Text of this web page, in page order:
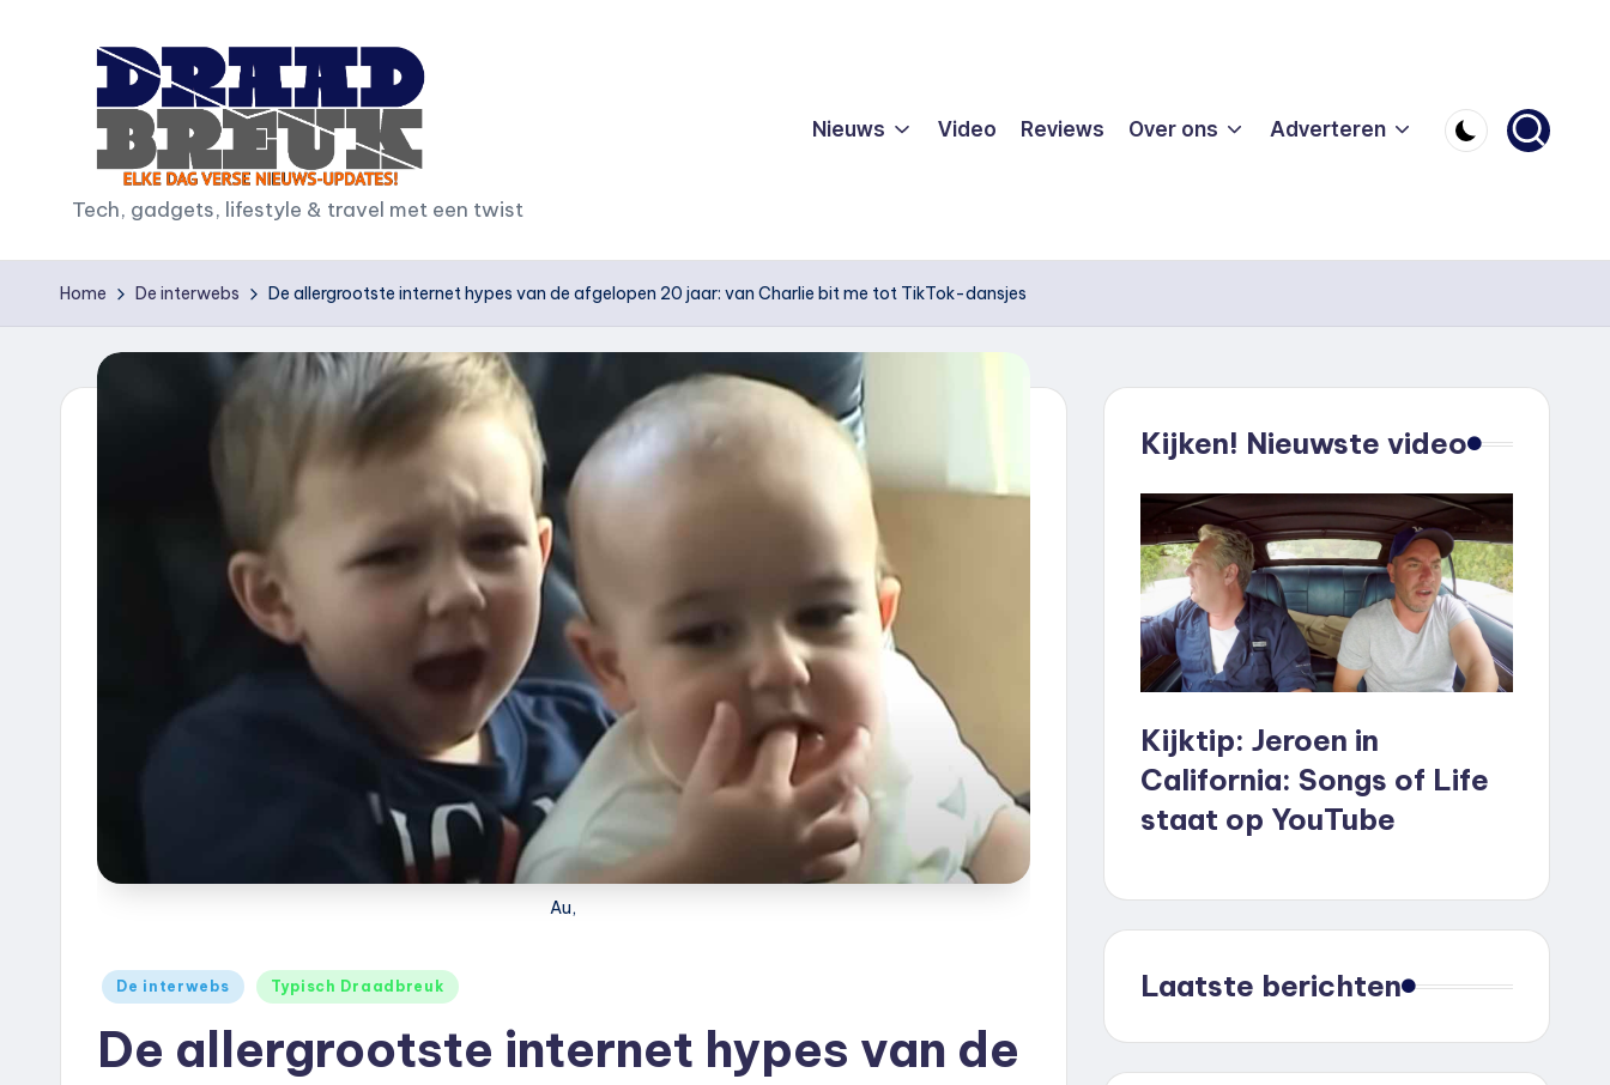
D
r
a
Tech, gadgets, lifestyle & travel met een twist
Nieuws Video Reviews Over ons Adverteren
Home De interwebs De allergrootste internet hypes van de afgelopen 20 jaar: van Charlie bit me tot TikTok-dansjes
Au,
Geplaatst
De interwebs Typisch Draadbreuk
De allergrootste internet hypes van de
Kijken! Nieuwste video
Kijktip: Jeroen in
California: Songs of Life
staat op YouTube
Laatste berichten